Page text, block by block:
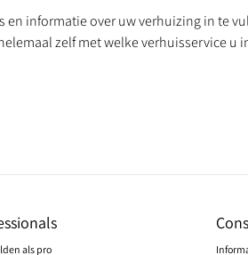
en informatie over uw verhuizing in te
zelf met welke verhuisservice u
als pro